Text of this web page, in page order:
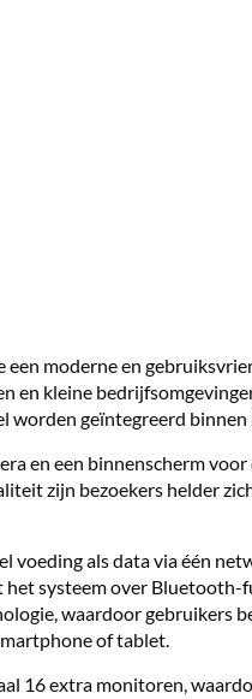
moderne en
en kleine
geïntegreerd
en een binnenscherm
zijn bezoekers helder
als data via één
het systeem over
waardoor gebruikers
of tablet.
16 extra monitoren,